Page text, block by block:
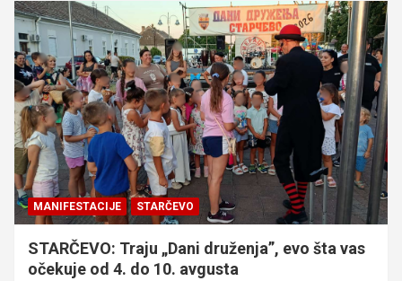
MANIFESTACIJE STARČEVO
STARČEVO: Traju „Dani druženja”, evo šta vas
očekuje od 4. do 10. avgusta